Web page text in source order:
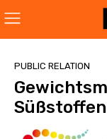
PUBLIC RELATION